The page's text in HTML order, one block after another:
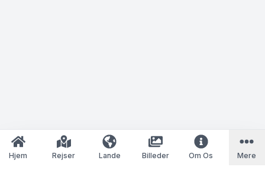
Hjem Rejser Lande Billeder Om Os Mere